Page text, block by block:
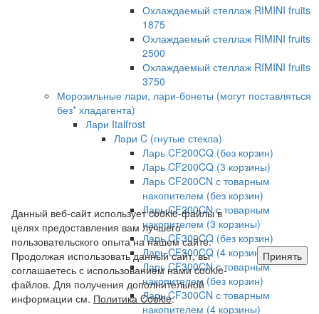
Охлаждаемый стеллаж RIMINI fruits
1875
Охлаждаемый стеллаж RIMINI fruits
2500
Охлаждаемый стеллаж RIMINI fruits
3750
Морозильные лари, лари-бонеты (могут поставляться
без* хладагента)
Лари Italfrost
Лари C (гнутые стекла)
Ларь CF200CQ (без корзин)
Ларь CF200CQ (3 корзины)
Ларь CF200CN с товарным
накопителем (без корзин)
Ларь CF200CN с товарным
накопителем (3 корзины)
Ларь CF300CQ (без корзин)
Ларь CF300CQ (4 корзины)
Ларь CF300CN с товарным
накопителем (без корзин)
Ларь CF300CN с товарным
накопителем (4 корзины)
Данный веб-сайт использует cookie-файлы в
целях предоставления вам лучшего
пользовательского опыта на нашем сайте.
Продолжая использовать данный сайт, вы
соглашаетесь с использованием нами cookie-
файлов. Для получения дополнительной
информации см. Политика Cookie.
Принять